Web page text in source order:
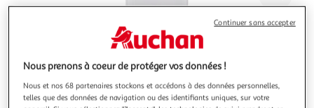
à
Nous prenons à coeur de protéger vos données !
Nous et nos 68 partenaires stockons et accédons à des données personnelles,
telles que des données de navigation ou des identifiants uniques, sur votre
Continuer sans accepter